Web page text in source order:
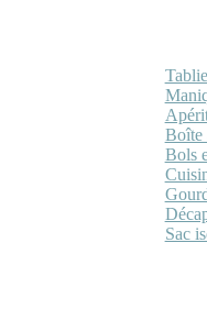
Boîte
Bols
Sac